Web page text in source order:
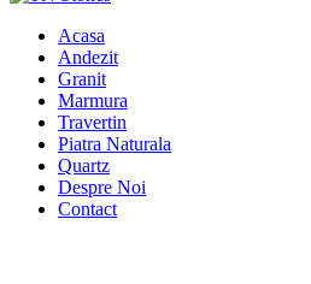
Acasa
Andezit
Granit
Marmura
Travertin
Piatra Naturala
Quartz
Despre Noi
Contact